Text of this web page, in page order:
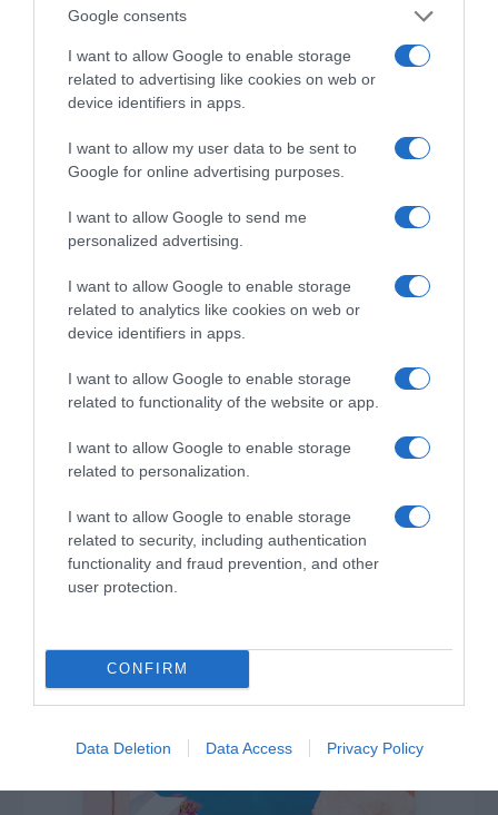
Google consents
I want to allow Google to enable storage
related to advertising like cookies on web or
device identifiers in apps.
I want to allow my user data to be sent to
Google for online advertising purposes.
I want to allow Google to send me
personalized advertising.
I want to allow Google to enable storage
related to analytics like cookies on web or
device identifiers in apps.
I want to allow Google to enable storage
related to functionality of the website or app.
I want to allow Google to enable storage
related to personalization.
I want to allow Google to enable storage
related to security, including authentication
functionality and fraud prevention, and other
user protection.
CONFIRM
Data Deletion Data Access Privacy Policy
Ο κυβερνητικός εκπρόσωπος,
χαρτιά του στις «Τυπολογίες»
σε ένα vidcast που μιλάει για
τις μεγάλες τομές στον χώρο
των Μέσων Μαζικής
Ενημέρωσης. Σε μια εφ’ όλης της ύλης
συνέντευξη στον Βασίλη Κουφόπουλο, αναλύει
το χρονοδιάγραμμα για τις περιφερειακές και
ραδιοφωνικές άδειες, το πακέτο στήριξης των 80
εκατομμυρίων ευρώ για τον Τύπο, αλλά και την
πρωτοβουλία για την άρση της ανωνυμίας στο
διαδίκτυο.